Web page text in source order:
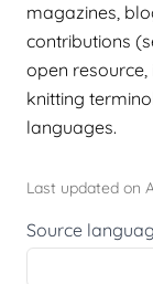
magazines,
contributions
open
knitting
languages.
Last updated on
Source